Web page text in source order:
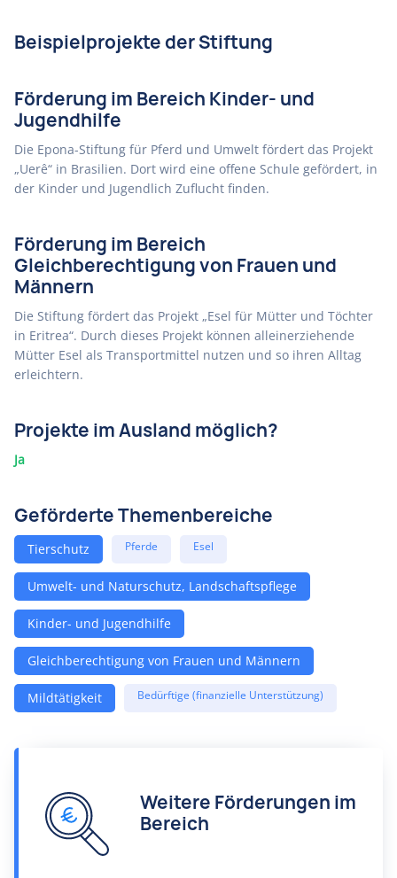
Beispielprojekte der Stiftung
Förderung im Bereich Kinder- und
Jugendhilfe
Die Epona-Stiftung für Pferd und Umwelt fördert das Projekt
„Uerê“ in Brasilien. Dort wird eine offene Schule gefördert, in
der Kinder und Jugendlich Zuflucht finden.
Förderung im Bereich
Gleichberechtigung von Frauen und
Männern
Die Stiftung fördert das Projekt „Esel für Mütter und Töchter
in Eritrea“. Durch dieses Projekt können alleinerziehende
Mütter Esel als Transportmittel nutzen und so ihren Alltag
erleichtern.
Projekte im Ausland möglich?
Ja
Geförderte Themenbereiche
Tierschutz Pferde Esel
Umwelt- und Naturschutz, Landschaftspflege
Kinder- und Jugendhilfe
Gleichberechtigung von Frauen und Männern
Mildtätigkeit Bedürftige (finanzielle Unterstützung)
Weitere Förderungen im
Bereich